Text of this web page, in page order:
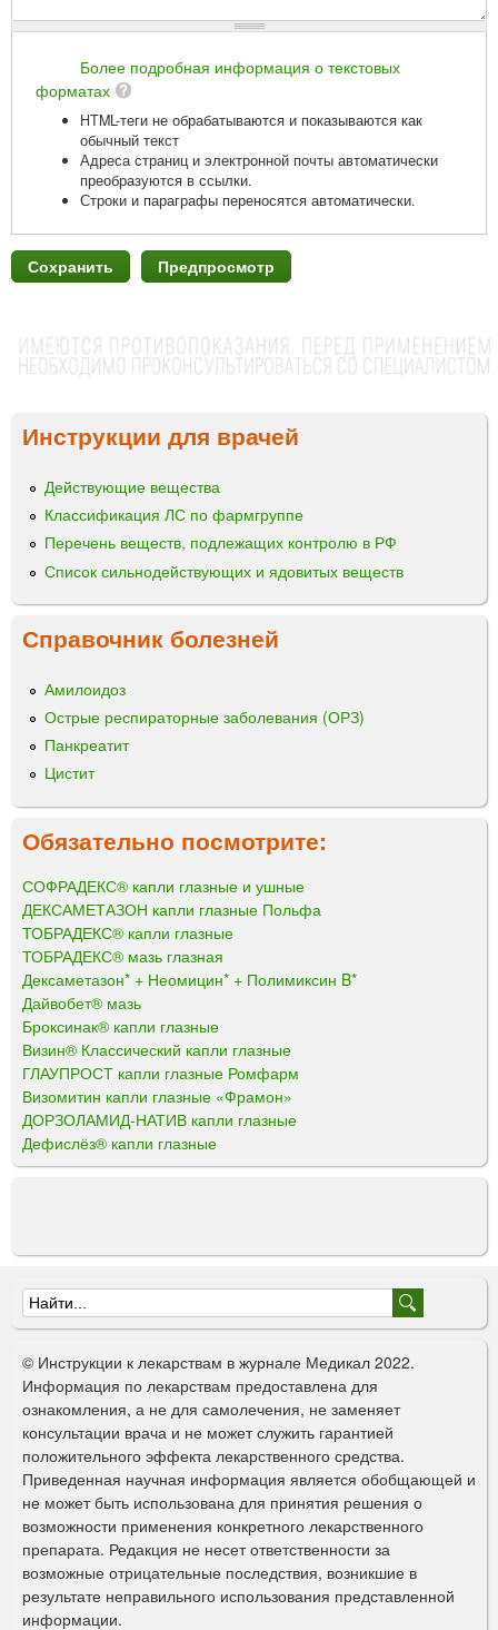
Более подробная информация о текстовых
форматах
HTML-теги не обрабатываются и показываются как
обычный текст
Адреса страниц и электронной почты автоматически
преобразуются в ссылки.
Строки и параграфы переносятся автоматически.
Инструкции для врачей
Действующие вещества
Классификация ЛС по фармгруппе
Перечень веществ, подлежащих контролю в РФ
Список сильнодействующих и ядовитых веществ
Справочник болезней
Амилоидоз
Острые респираторные заболевания (ОРЗ)
Панкреатит
Цистит
Обязательно посмотрите:
СОФРАДЕКС® капли глазные и ушные
ДЕКСАМЕТАЗОН капли глазные Польфа
ТОБРАДЕКС® капли глазные
ТОБРАДЕКС® мазь глазная
Дексаметазон* + Неомицин* + Полимиксин B*
Дайвобет® мазь
Броксинак® капли глазные
Визин® Классический капли глазные
ГЛАУПРОСТ капли глазные Ромфарм
Визомитин капли глазные «Фрамон»
ДОРЗОЛАМИД-НАТИВ капли глазные
Дефислёз® капли глазные
Ф
о
р
м
а
п
о
и
с
© Инструкции к лекарствам в журнале Медикал 2022.
Информация по лекарствам предоставлена для
ознакомления, а не для самолечения, не заменяет
консультации врача и не может служить гарантией
положительного эффекта лекарственного средства.
Приведенная научная информация является обобщающей и
не может быть использована для принятия решения о
возможности применения конкретного лекарственного
препарата. Редакция не несет ответственности за
возможные отрицательные последствия, возникшие в
результате неправильного использования представленной
информации.